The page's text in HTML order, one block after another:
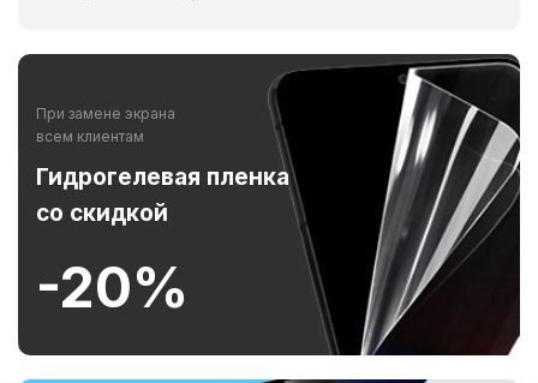
При замене экрана
всем клиентам
Гидрогелевая пленка
со скидкой
-20%